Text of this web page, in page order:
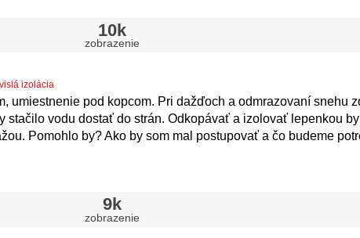
10k
zobrazenie
izolácia
umiestnenie pod kopcom. Pri dažďoch a odmrazovaní snehu
stačilo vodu dostať do strán. Odkopávať a izolovať lepenkou
Pomohlo by? Ako by som mal postupovať a čo budeme
9k
zobrazenie